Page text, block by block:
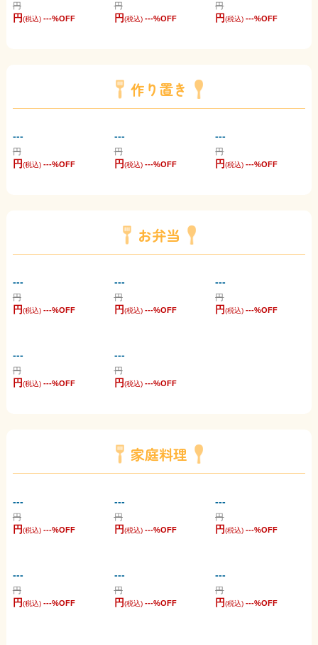
円
円(税込) ---%OFF
円
円(税込) ---%OFF
円
円(税込) ---%OFF
作り置き
---
円
円(税込) ---%OFF
---
円
円(税込) ---%OFF
---
円
円(税込) ---%OFF
お弁当
---
円
円(税込) ---%OFF
---
円
円(税込) ---%OFF
---
円
円(税込) ---%OFF
---
円
円(税込) ---%OFF
---
円
円(税込) ---%OFF
家庭料理
---
円
円(税込) ---%OFF
---
円
円(税込) ---%OFF
---
円
円(税込) ---%OFF
---
円
円(税込) ---%OFF
---
円
円(税込) ---%OFF
---
円
円(税込) ---%OFF